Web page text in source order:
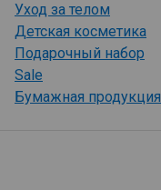
Уход за телом
Детская косметика
Подарочный набор
Sale
Бумажная продукция